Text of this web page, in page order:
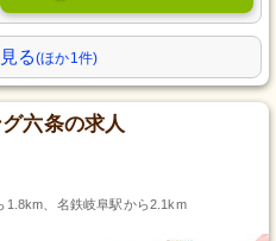
る(ほか1件)
六条の求人
1.8km、名鉄岐阜駅から2.1km